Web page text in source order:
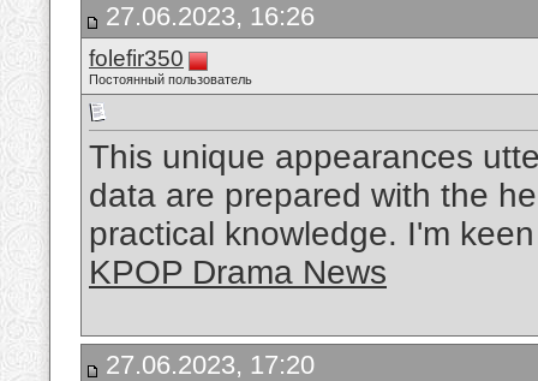
27.06.2023, 16:26
folefir350
Постоянный пользователь
This unique appearances
data are prepared with the
practical knowledge. I'm
KPOP Drama News
27.06.2023, 17:20